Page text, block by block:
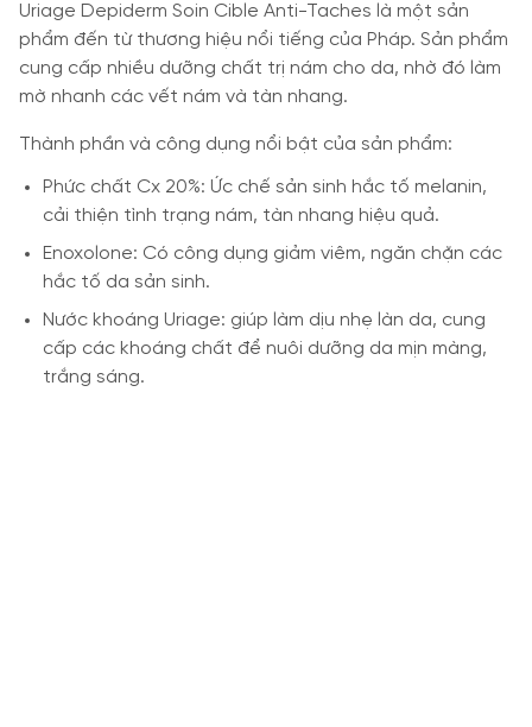
Uriage Depiderm Soin Cible Anti-Taches là một sản
phẩm đến từ thương hiệu nổi tiếng của Pháp. Sản phẩm
cung cấp nhiều dưỡng chất trị nám cho da, nhờ đó làm
mờ nhanh các vết nám và tàn nhang.
Thành phần và công dụng nổi bật của sản phẩm:
Phức chất Cx 20%: Ức chế sản sinh hắc tố melanin,
cải thiện tình trạng nám, tàn nhang hiệu quả.
Enoxolone: Có công dụng giảm viêm, ngăn chặn các
hắc tố da sản sinh.
Nước khoáng Uriage: giúp làm dịu nhẹ làn da, cung
cấp các khoáng chất để nuôi dưỡng da mịn màng,
trắng sáng.